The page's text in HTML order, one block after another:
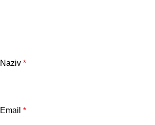
Naziv *
Email *